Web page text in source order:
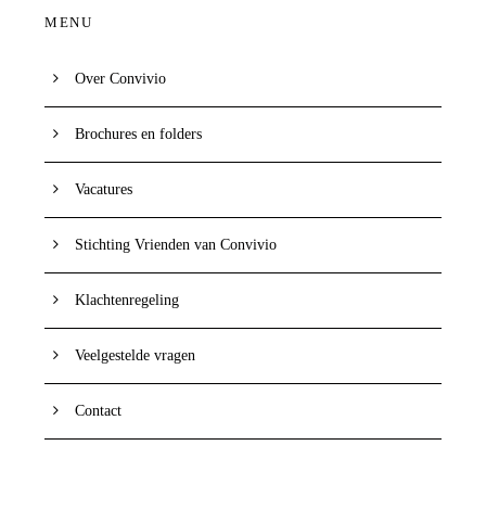
MENU
Over Convivio
Brochures en folders
Vacatures
Stichting Vrienden van Convivio
Klachtenregeling
Veelgestelde vragen
Contact